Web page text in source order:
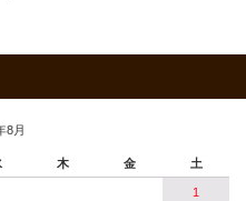
8月
木 金 土
1